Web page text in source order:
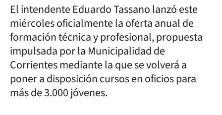
El intendente Eduardo Tassano lanzó este
miércoles oficialmente la oferta anual de
formación técnica y profesional, propuesta
impulsada por la Municipalidad de
Corrientes mediante la que se volverá a
poner a disposición cursos en oficios para
más de 3.000 jóvenes.